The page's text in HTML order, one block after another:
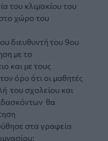
του κλιμακίου του
χώρο του
διευθυντή του 9ου
με το
και με τους
όρο ότι οι μαθητές
του σχολείου και
θα
στα γραφεία